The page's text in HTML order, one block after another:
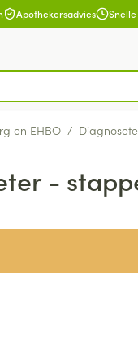
Apothekersadvies
en EHBO /
-